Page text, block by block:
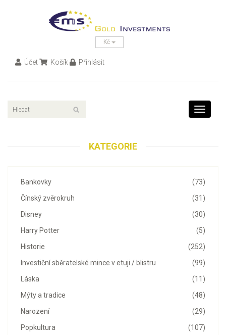
Kč
Účet Košík Přihlásit
Toggle
KATEGORIE
(73)
Bankovky
(31)
Čínský zvěrokruh
(30)
Disney
(5)
Harry Potter
(252)
Historie
(99)
Investiční sběratelské mince v etuji / blistru
(11)
Láska
(48)
Mýty a tradice
(29)
Narození
(107)
Popkultura